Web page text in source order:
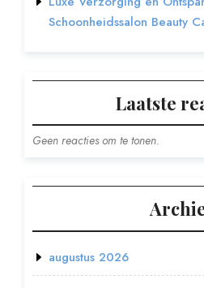
Schoonheidssalon Beauty
Laatste
Geen reacties om te tonen.
augustus 2026